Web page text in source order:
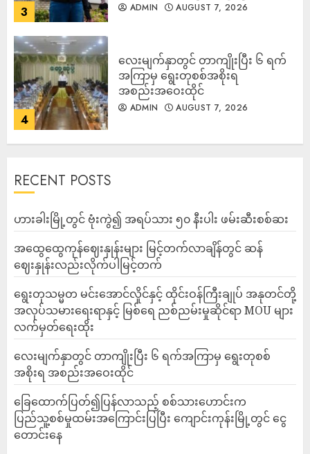
3 ADMIN AUGUST 7, 2026
4
လေးမျက်နှာတွင် တာကျိုးပြီး ၆ ရက်
အကြာမှ ရွေးတုစစ်အစိုးရ
အစည်းအဝေးထိုင်
ADMIN AUGUST 7, 2026
RECENT POSTS
ဟားခါးမြို့တွင် ဗုံးကွဲ၍ အရပ်သား ၅၀ နီးပါး ဖမ်းဆီးစစ်ဆး
အထွေထွေကုန်ဈေးနှုန်းများ မြင့်တက်လာချိန်တွင် ဆန်
ဈေးနှုန်းလည်းလိုက်ပါမြင့်တက်
ရွေးတုသမ္မတ မင်းအောင်လှိုင်နှင့် ထိုင်းဝန်ကြီးချုပ် အနုတင်တို့
အလုပ်သမားရေးရာနှင့် မြစ်ရေ ညစ်ညမ်းမှုဆိုင်ရာ MOU များ
လက်မှတ်ရေးထိုး
လေးမျက်နှာတွင် တာကျိုးပြီး ၆ ရက်အကြာမှ ရွေးတုစစ်
အစိုးရ အစည်းအဝေးထိုင်
ခြေထောက်ပြတ်၍ပြန်လာသည့် စစ်သားဟောင်းက
ပြည်သူ့စစ်မှုထမ်းအကြောင်းပြပြီး ကျောင်းကုန်းမြို့တွင် ငွေ
တောင်းနေ